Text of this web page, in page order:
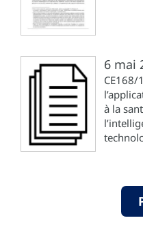
6 mai
CE168/
à la